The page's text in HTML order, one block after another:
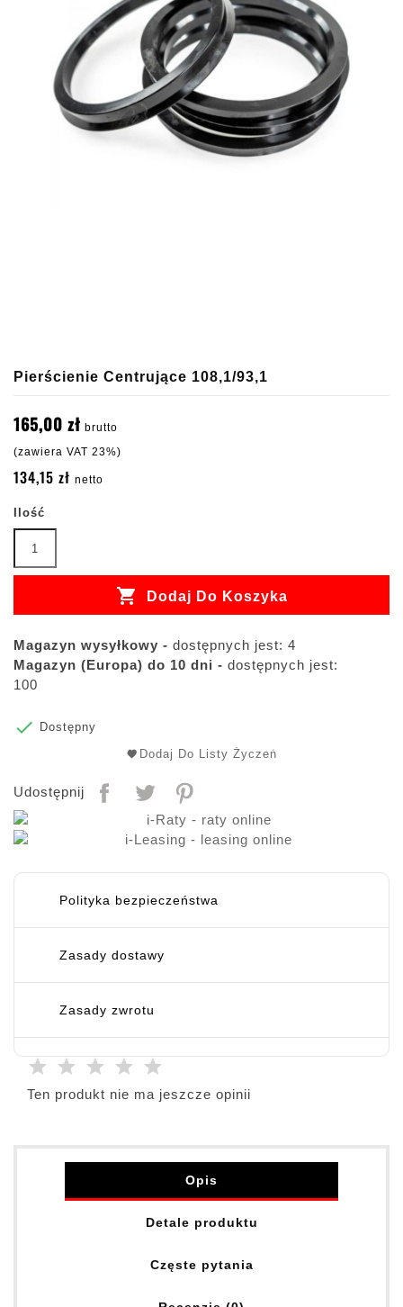
Pierścienie Centrujące 108,1/93,1
165,00 zł brutto
(zawiera VAT 23%)
134,15 zł netto
Ilość
 Dodaj Do Koszyka
Magazyn wysyłkowy - dostępnych jest: 4
Magazyn (Europa) do 10 dni - dostępnych jest:
100

Dostępny
Dodaj Do Listy Życzeń
Udostępnij
Polityka bezpieczeństwa
Zasady dostawy
Zasady zwrotu
Ten produkt nie ma jeszcze opinii
Opis
Detale produktu
Częste pytania